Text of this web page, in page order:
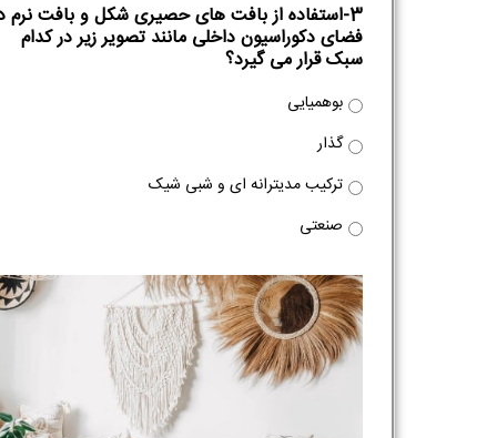
3-استفاده از بافت های حصیری شکل و بافت نرم
فضای دکوراسیون داخلی مانند تصویر زیر در کدام
سبک قرار می گیرد؟
بوهمیایی
گذار
ترکیب مدیترانه ای و شبی شیک
صنعتی